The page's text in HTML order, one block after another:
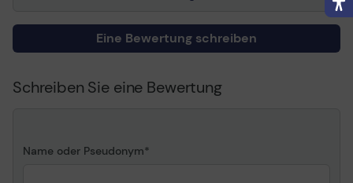
Eine Bewertung schreiben
Schreiben Sie eine Bewertung
Name oder Pseudonym